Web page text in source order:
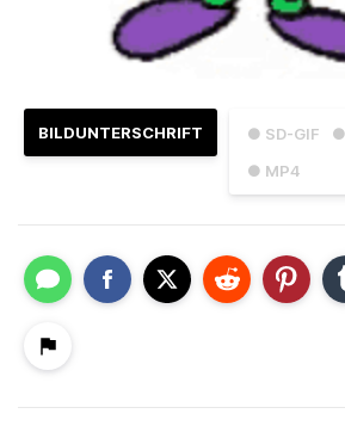
● SD-GIF
● MP4
BILDUNTERSCHRIFT